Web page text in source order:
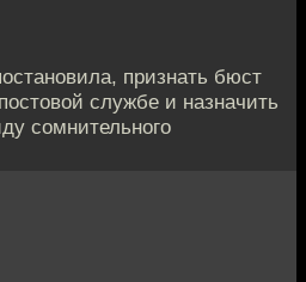
признать бюст
службе и назначить
сомнительного